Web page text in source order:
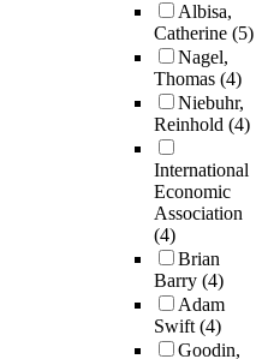
Albisa,
Catherine (5)
Nagel,
Thomas (4)
Niebuhr,
Reinhold (4)
International
Economic
Association
(4)
Brian
Barry (4)
Adam
Swift(4)
Goodin,